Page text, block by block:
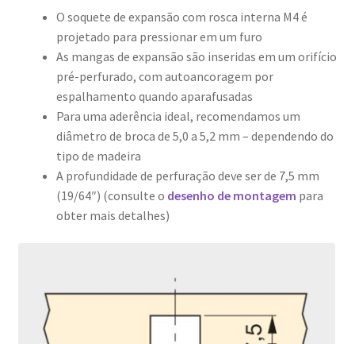
O soquete de expansão com rosca interna M4 é
projetado para pressionar em um furo
As mangas de expansão são inseridas em um orifício
pré-perfurado, com autoancoragem por
espalhamento quando aparafusadas
Para uma aderência ideal, recomendamos um
diâmetro de broca de 5,0 a 5,2 mm – dependendo do
tipo de madeira
A profundidade de perfuração deve ser de 7,5 mm
(19/64″) (consulte o desenho de montagem para
obter mais detalhes)